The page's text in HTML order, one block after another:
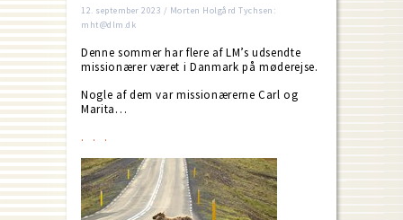
12. september 2023 / Morten Holgård Tychsen:
mht@dlm.dk
Denne sommer har flere af LM’s udsendte
missionærer været i Danmark på møderejse.
Nogle af dem var missionærerne Carl og
Marita…